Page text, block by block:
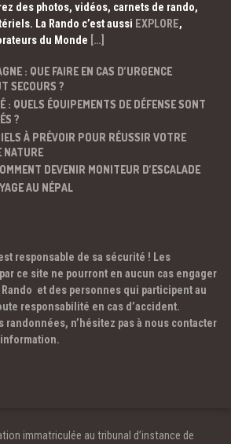
des photos, vidéos, carnets de rando,
La Rando c’est aussi EXPLORE,
du Monde […]
: QUE FAIRE EN CAS D’URGENCE
SECOURS ?
: QUELS ÉQUIPEMENTS DE DÉFENSE SONT
?
À PRÉVOIR POUR RÉUSSIR VOTRE
NATURE
DEVENIR MONITEUR D’ESCALADE
AU NÉPAL
responsable de sa sécurité ! Les
ce site ne pourront en aucun cas engager
et des personnes qui participent au
responsabilité en cas d’accident.
randonnées, n’hésitez pas à nous contacter
immatriculée au tribunal d’instance de